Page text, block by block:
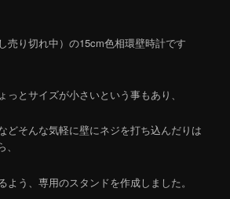
ン
売り切れ中）の15cm色相環壁時計です
っとサイズが小さいという事もあり、
どそんな気軽に壁にネジを打ち込んだりは
よう、専用のスタンドを作成しました。